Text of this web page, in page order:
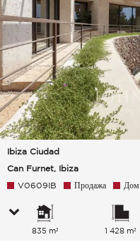
Ibiza Ciudad
Can Furnet, Ibiza
V0609IB Продажа Дом
835 m² 1 428 m²